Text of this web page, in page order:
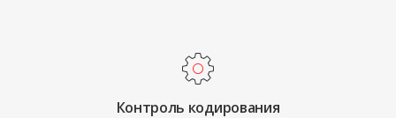
Контроль кодирования